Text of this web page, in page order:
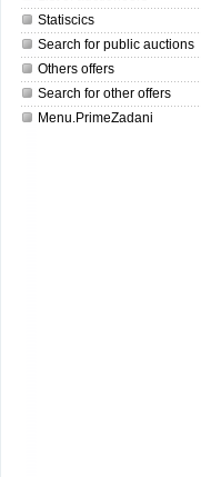
Statiscics
Search for public auctions
Others offers
Search for other offers
Menu.PrimeZadani